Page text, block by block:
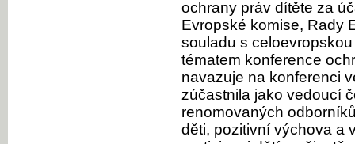
ochrany práv dítěte za
Evropské komise, Rady
souladu s
tématem konference
navazuje na konferenci
zúčastnila jako vedoucí
renomovaných
děti, pozitivní výchova a